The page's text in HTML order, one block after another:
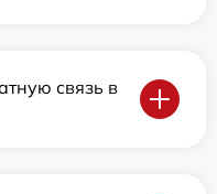
связь в